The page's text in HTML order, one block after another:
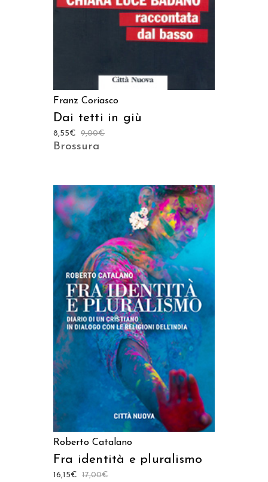
Franz Coriasco
Dai tetti in giù
9,00€
8,55€
Brossura
AGGIUNGI AL CARRELLO
Roberto Catalano
Fra identità e pluralismo
17,00€
16,15€